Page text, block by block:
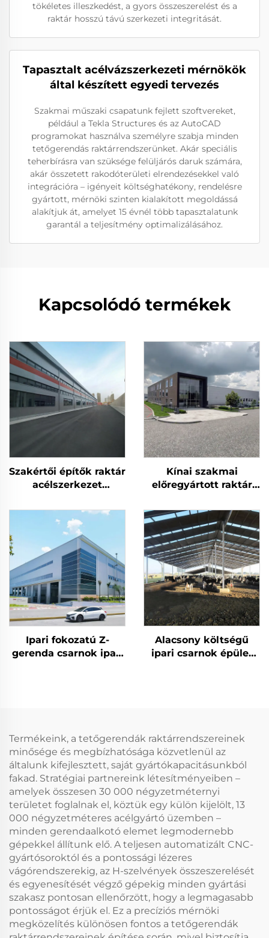
tökéletes illeszkedést, a gyors összeszerelést és a
raktár hosszú távú szerkezeti integritását.
Tapasztalt acélvázszerkezeti mérnökök
által készített egyedi tervezés
Szakmai műszaki csapatunk fejlett szoftvereket,
például a Tekla Structures és az AutoCAD
programokat használva személyre szabja minden
tetőgerendás raktárrendszerünket. Akár speciális
teherbírásra van szüksége felüljárós daruk számára,
akár összetett rakodóterületi elrendezésekkel való
integrációra – igényeit költséghatékony, rendelésre
gyártott, mérnöki szinten kialakított megoldássá
alakítjuk át, amelyet 15 évnél több tapasztalatunk
garantál a teljesítmény optimalizálásához.
Kapcsolódó termékek
Szakértői építők raktár
acélszerkezet
acélépület
Kínai szakmai
előregyártott raktár
keret terv acélépület
Ipari fokozatú Z-
gerenda csarnok ipari
Alacsony költségű
ipari csarnok épület
Termékeink, a tetőgerendák raktárrendszereinek
minősége és megbízhatósága közvetlenül az
általunk kifejlesztett, saját gyártókapacitásunkból
fakad. Stratégiai partnereink létesítményeiben –
amelyek összesen 30 000 négyzetméternyi
területet foglalnak el, köztük egy külön kijelölt, 13
000 négyzetméteres acélgyártó üzemben –
minden gerendaalkotó elemet legmodernebb
gépekkel állítunk elő. A teljesen automatizált CNC-
gyártósoroktól és a pontossági lézeres
vágórendszerekig, az H-szelvények összeszerelését
és egyenesítését végző gépekig minden gyártási
szakasz pontosan ellenőrzött, hogy a legmagasabb
pontosságot érjük el. Ez a precíziós mérnöki
megközelítés különösen fontos a tetőgerendák